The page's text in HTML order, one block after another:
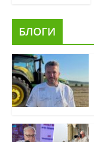
БЛОГИ